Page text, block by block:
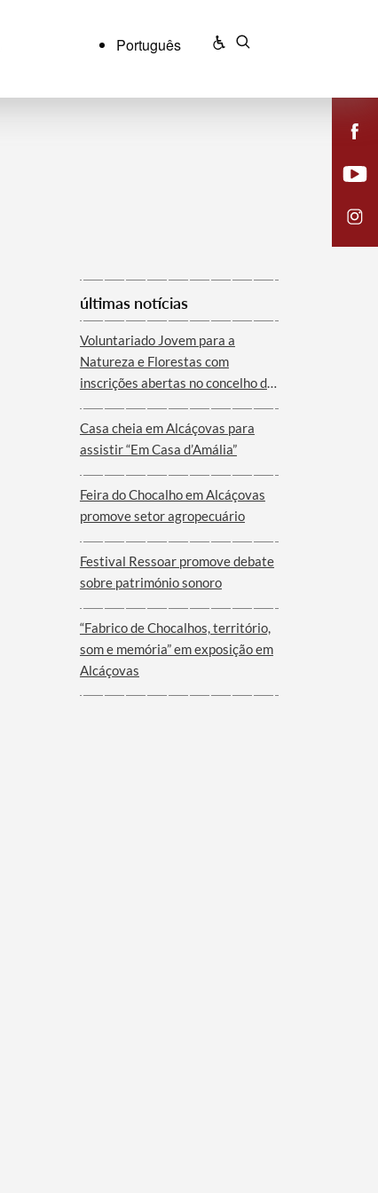
Português
últimas notícias
Voluntariado Jovem para a
Natureza e Florestas com
inscrições abertas no concelho de
Casa cheia em Alcáçovas para
assistir “Em Casa d’Amália”
Feira do Chocalho em Alcáçovas
promove setor agropecuário
Festival Ressoar promove debate
sobre património sonoro
“Fabrico de Chocalhos, território,
som e memória” em exposição em
Alcáçovas